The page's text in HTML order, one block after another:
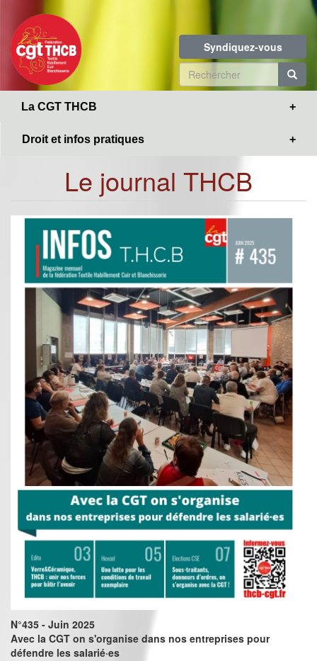
contenu
principal
Syndiquez-vous
Formulaire
de
La CGT THCB
Droit et infos pratiques
Le journal THCB
N°435 - Juin 2025
Avec la CGT on s'organise dans nos entreprises pour
défendre les salarié·es